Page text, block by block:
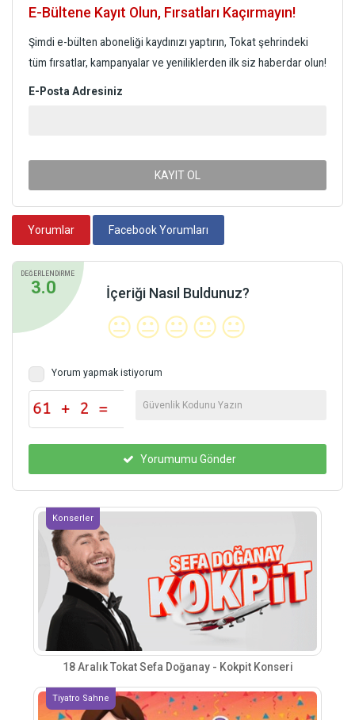
E-Bültene Kayıt Olun, Fırsatları Kaçırmayın!
Şimdi e-bülten aboneliği kaydınızı yaptırın, Tokat şehrindeki
tüm fırsatlar, kampanyalar ve yeniliklerden ilk siz haberdar olun!
E-Posta Adresiniz
KAYIT OL
Yorumlar Facebook Yorumları
DEĞERLENDİRME
3.0 İçeriği Nasıl Buldunuz?
😐😐😐😐😐
Yorum yapmak istiyorum
Yorumumu Gönder
Konserler
18 Aralık Tokat Sefa Doğanay - Kokpit Konseri
Tiyatro Sahne